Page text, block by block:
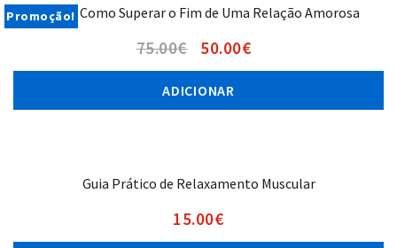
Promoção!
Ebook Como Superar o Fim de Uma Relação Amorosa
75.00€ 50.00€
ADICIONAR
Guia Prático de Relaxamento Muscular
15.00€